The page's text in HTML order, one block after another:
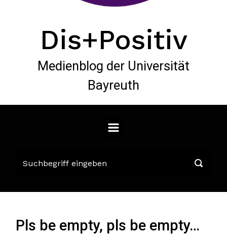
Dis+Positiv
Medienblog der Universität
Bayreuth
Pls be empty, pls be empty…